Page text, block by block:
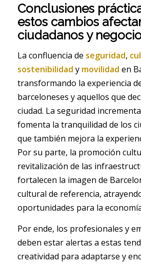
Conclusiones
estos cambios
ciudadanos y
La confluencia de seguridad,
sostenibilidad y movilidad en
transformando la experiencia
barceloneses y aquellos que
ciudad. La seguridad
fomenta la tranquilidad de los
que también mejora la
Por su parte, la promoción
revitalización de las
fortalecen la imagen de
cultural de referencia,
oportunidades para la
Por ende, los profesionales y
deben estar alertas a estas
creatividad para adaptarse y